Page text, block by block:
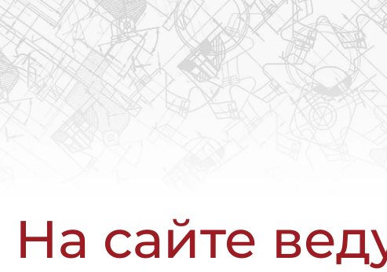
На сайте